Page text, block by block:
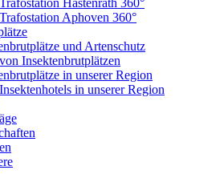
Trafostation Hastenrath 360°
Trafostation Aphoven 360°
und Artenschutz
Insektenbrutplätzen
in unserer Region
Insektenhotels in unserer Region